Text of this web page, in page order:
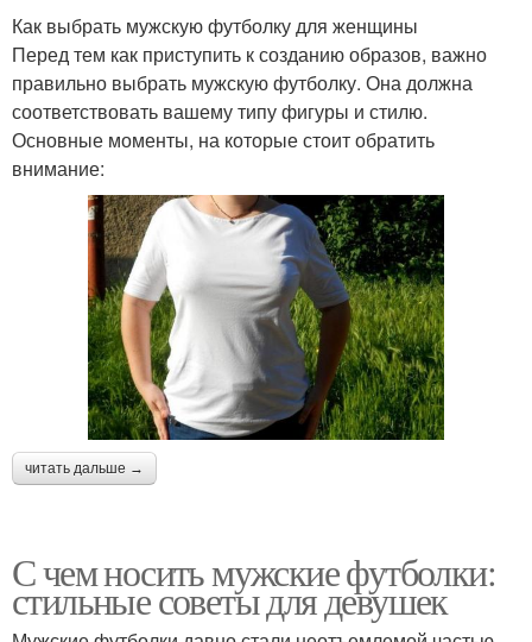
Как выбрать мужскую футболку для женщины
Перед тем как приступить к созданию образов, важно
правильно выбрать мужскую футболку. Она должна
соответствовать вашему типу фигуры и стилю.
Основные моменты, на которые стоит обратить
внимание:
читать дальше →
С чем носить мужские футболки:
стильные советы для девушек